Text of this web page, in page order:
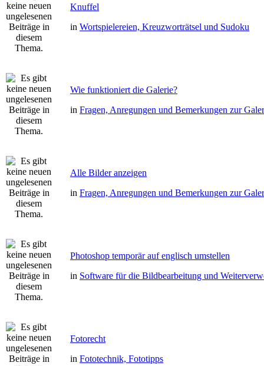
Knuffel
in Wortspielereien, Kreuzworträtsel und Sudoku
Wie funktioniert die Galerie?
in Fragen, Anregungen und Bemerkungen zur
Alle Bilder anzeigen
in Fragen, Anregungen und Bemerkungen zur
Photoshop temporär auf englisch umstellen
in Software für die Bildbearbeitung und
Fotorecht
in Fototechnik, Fototipps